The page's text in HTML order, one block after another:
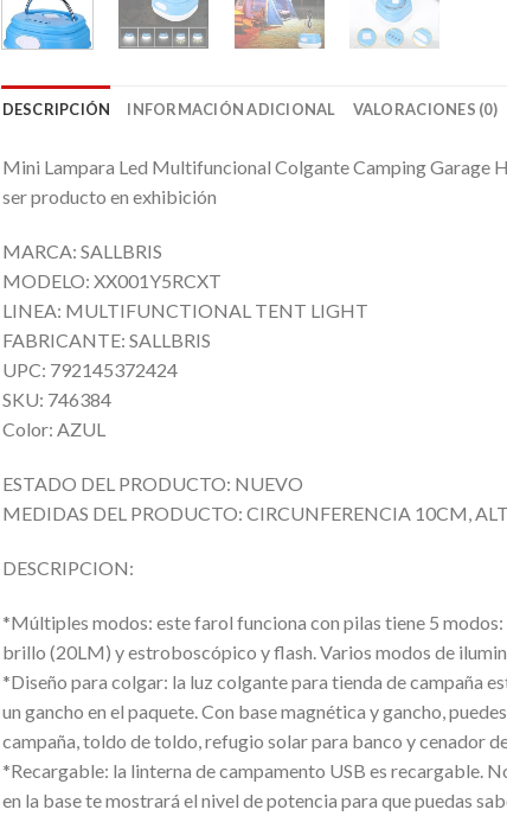
DESCRIPCIÓN INFORMACIÓN ADICIONAL VALORACIONES (0)
Mini Lampara Led Multifuncional Colgante Camping Garage
ser producto en exhibición
MARCA: SALLBRIS
MODELO: XX001Y5RCXT
LINEA: MULTIFUNCTIONAL TENT LIGHT
FABRICANTE: SALLBRIS
UPC: 792145372424
SKU: 746384
Color: AZUL
ESTADO DEL PRODUCTO: NUEVO
MEDIDAS DEL PRODUCTO: CIRCUNFERENCIA 10CM,
DESCRIPCION:
*Múltiples modos: este farol funciona con pilas tiene 5
brillo (20LM) y estroboscópico y flash. Varios modos de
*Diseño para colgar: la luz colgante para tienda de campaña
un gancho en el paquete. Con base magnética y gancho,
campaña, toldo de toldo, refugio solar para banco y cenador
*Recargable: la linterna de campamento USB es recargable.
en la base te mostrará el nivel de potencia para que puedas